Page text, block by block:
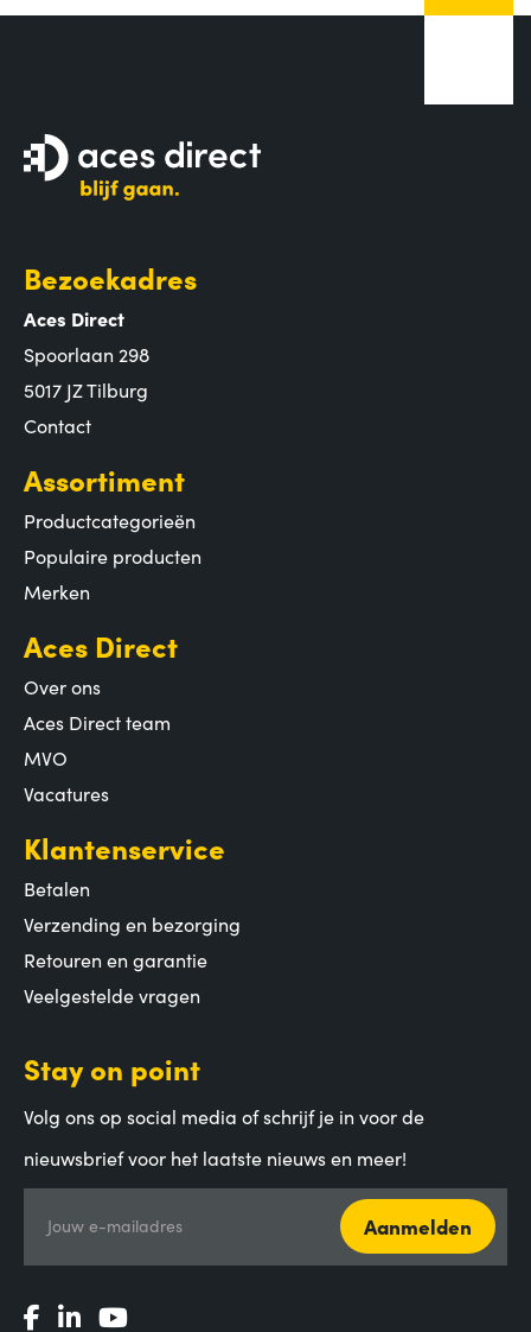
Bezoekadres
Aces Direct
Spoorlaan 298
5017 JZ Tilburg
Contact
Assortiment
Productcategorieën
Populaire producten
Merken
Aces Direct
Over ons
Aces Direct team
MVO
Vacatures
Klantenservice
Betalen
Verzending en bezorging
Retouren en garantie
Veelgestelde vragen
Stay on point
Volg ons op social media of schrijf je in voor de
nieuwsbrief voor het laatste nieuws en meer!
Jouw e-mailadres Aanmelden